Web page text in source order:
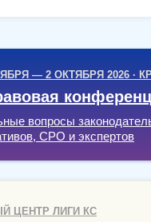
ЦЕНТР ЛИГИ КС
— 2 ОКТЯБРЯ 2026 ·
вопросы
СРО и экспертов